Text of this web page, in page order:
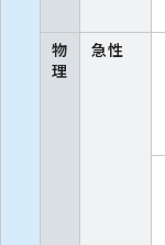
物
理
急性